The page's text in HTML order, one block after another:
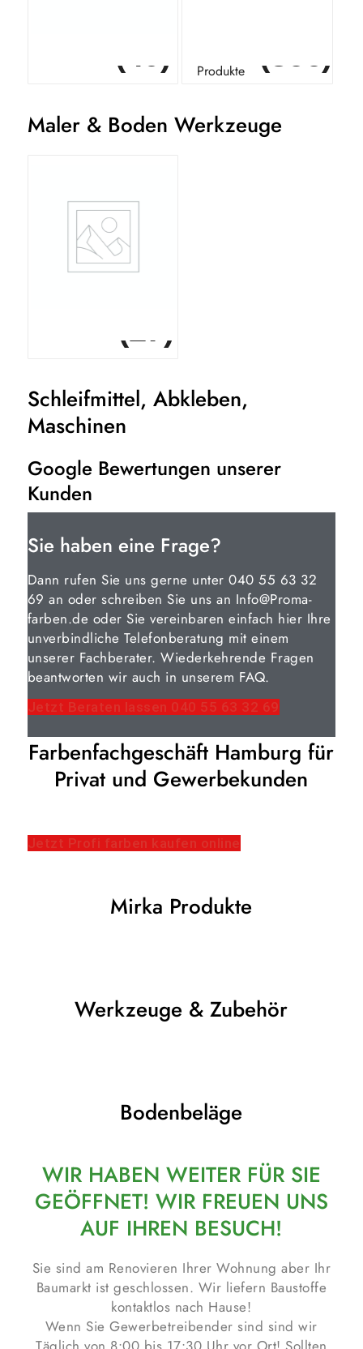
Produkte
Maler & Boden Werkzeuge
Schleifmittel, Abkleben,
Maschinen
Google Bewertungen unserer
Kunden
Sie haben eine Frage?
Dann rufen Sie uns gerne unter 040 55 63 32
69 an oder schreiben Sie uns an Info@Proma-
farben.de oder Sie vereinbaren einfach hier Ihre
unverbindliche Telefonberatung mit einem
unserer Fachberater. Wiederkehrende Fragen
beantworten wir auch in unserem FAQ.
Jetzt Beraten lassen 040 55 63 32 69
Farbenfachgeschäft Hamburg für
Privat und Gewerbekunden
Jetzt Profi farben kaufen online
Mirka Produkte
Werkzeuge & Zubehör
Bodenbeläge
WIR HABEN WEITER FÜR SIE
GEÖFFNET! WIR FREUEN UNS
AUF IHREN BESUCH!
Sie sind am Renovieren Ihrer Wohnung aber Ihr
Baumarkt ist geschlossen. Wir liefern Baustoffe
kontaktlos nach Hause!
Wenn Sie Gewerbetreibender sind sind wir